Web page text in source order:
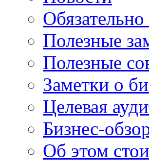
Полезные
Полезные
Заметки о
Целевая
Бизнес-
Об этом